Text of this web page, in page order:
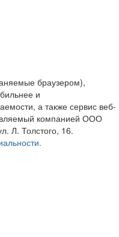
браузером),
и
а также сервис веб-
компанией ООО
Л. Толстого, 16.